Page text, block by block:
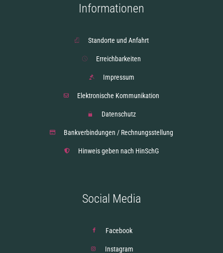
Informationen
Standorte und Anfahrt
Erreichbarkeiten
Impressum
Elektronische Kommunikation
Datenschutz
Bankverbindungen / Rechnungsstellung
Hinweis geben nach HinSchG
Social Media
Facebook
Instagram